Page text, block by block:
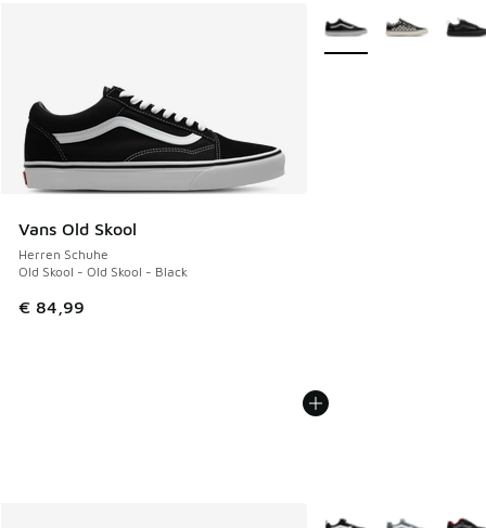
Vans Old Skool
Herren Schuhe
Old Skool - Old Skool - Black
€ 84,99
Weitere Farben
Weitere Farben